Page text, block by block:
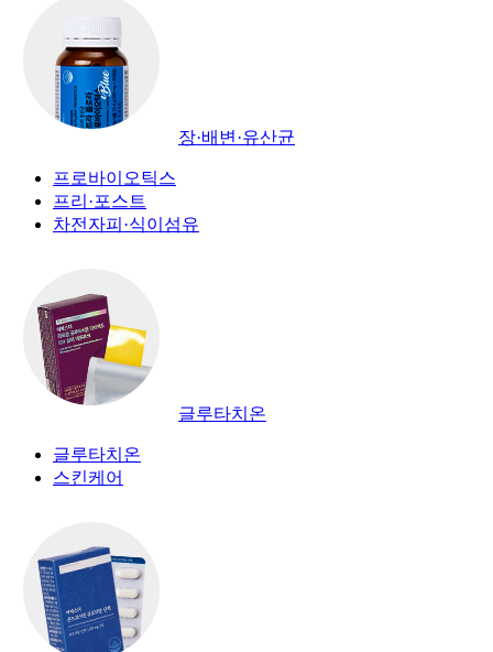
장·배변·유산균
프로바이오틱스
프리·포스트
차전자피·식이섬유
글루타치온
글루타치온
스킨케어